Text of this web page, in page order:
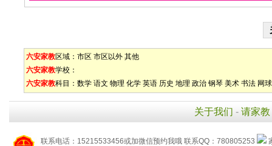
六安家教区域： 市区 市区以外 其他
六安家教学校：
六安家教科目： 数学 语文 物理 化学 英语 历史 地理 政治 钢琴 美术 书法 网球
关于我们 - 请家教
联系电话：15215533456或加微信预约我哦 联系QQ：780805253